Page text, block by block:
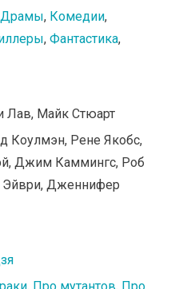
Драмы, Комедии,
, Фантастика,
Лав, Майк Стюарт
Коулмэн, Рене Якобс,
Джим Каммингс, Роб
Эйври, Дженнифер